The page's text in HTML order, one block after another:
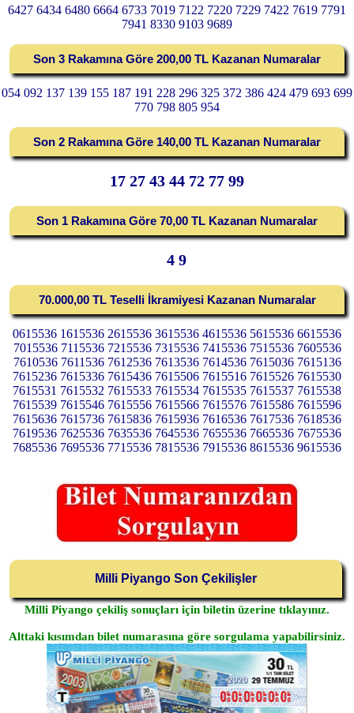
6427 6434 6480 6664 6733 7019 7122 7220 7229 7422 7619 7791
7941 8330 9103 9689
Son 3 Rakamına Göre 200,00 TL Kazanan Numaralar
054 092 137 139 155 187 191 228 296 325 372 386 424 479 693 699
770 798 805 954
Son 2 Rakamına Göre 140,00 TL Kazanan Numaralar
17 27 43 44 72 77 99
Son 1 Rakamına Göre 70,00 TL Kazanan Numaralar
4 9
70.000,00 TL Teselli İkramiyesi Kazanan Numaralar
0615536 1615536 2615536 3615536 4615536 5615536 6615536
7015536 7115536 7215536 7315536 7415536 7515536 7605536
7610536 7611536 7612536 7613536 7614536 7615036 7615136
7615236 7615336 7615436 7615506 7615516 7615526 7615530
7615531 7615532 7615533 7615534 7615535 7615537 7615538
7615539 7615546 7615556 7615566 7615576 7615586 7615596
7615636 7615736 7615836 7615936 7616536 7617536 7618536
7619536 7625536 7635536 7645536 7655536 7665536 7675536
7685536 7695536 7715536 7815536 7915536 8615536 9615536
Milli Piyango Son Çekilişler
Milli Piyango çekiliş sonuçları için biletin üzerine tıklayınız.
Alttaki kısımdan bilet numarasına göre sorgulama yapabilirsiniz.